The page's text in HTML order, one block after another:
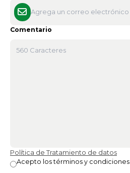
Comentario
Política de Tratamiento de datos
Acepto los términos y condiciones